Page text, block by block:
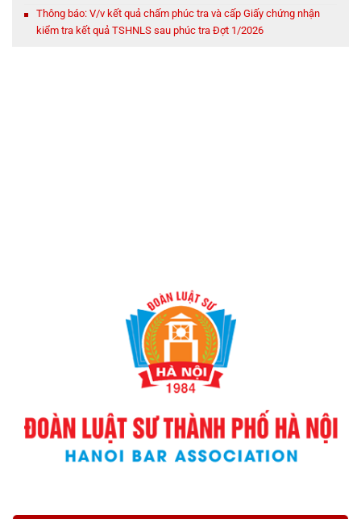
Thông báo: V/v kết quả chấm phúc tra và cấp Giấy chứng nhận
kiểm tra kết quả TSHNLS sau phúc tra Đợt 1/2026